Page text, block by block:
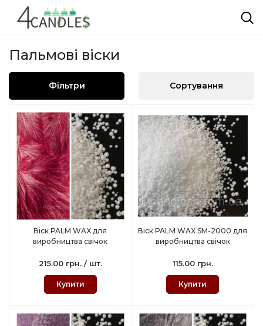
Пальмові віски
Фільтри Сортування
Віск PALM WAX для
виробництва свічок
215.00 грн. / шт.
Купити
Віск PALM WAX SM-2000 для
виробництва свічок
115.00 грн.
Купити